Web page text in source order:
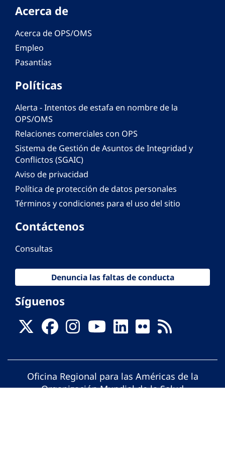
Acerca de
Acerca de OPS/OMS
Empleo
Pasantías
Políticas
Alerta - Intentos de estafa en nombre de la
OPS/OMS
Relaciones comerciales con OPS
Sistema de Gestión de Asuntos de Integridad y
Conflictos (SGAIC)
Aviso de privacidad
Política de protección de datos personales
Términos y condiciones para el uso del sitio
Contáctenos
Consultas
Denuncia las faltas de conducta
Síguenos
Oficina Regional para las Américas de la
Organización Mundial de la Salud